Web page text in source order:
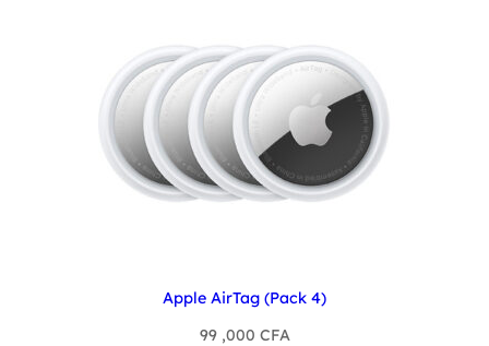
Apple AirTag (Pack 4)
99 ,000 CFA